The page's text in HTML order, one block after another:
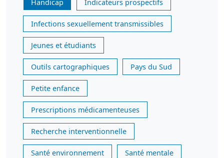
Handicap Indicateurs prospectifs
Infections sexuellement transmissibles
Jeunes et étudiants
Outils cartographiques Pays du Sud
Petite enfance
Prescriptions médicamenteuses
Recherche interventionnelle
Santé environnement Santé mentale